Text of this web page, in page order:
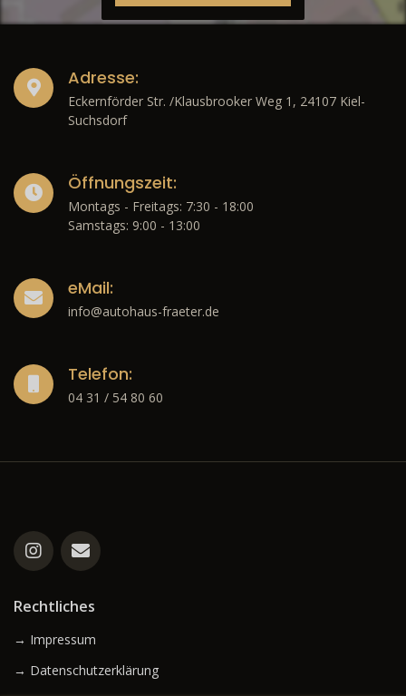
Adresse:
Eckernförder Str. /Klausbrooker Weg 1, 24107 Kiel-
Suchsdorf
Öffnungszeit:
Montags - Freitags: 7:30 - 18:00
Samstags: 9:00 - 13:00
eMail:
info@autohaus-fraeter.de
Telefon:
04 31 / 54 80 60
Rechtliches
→ Impressum
→ Datenschutzerklärung